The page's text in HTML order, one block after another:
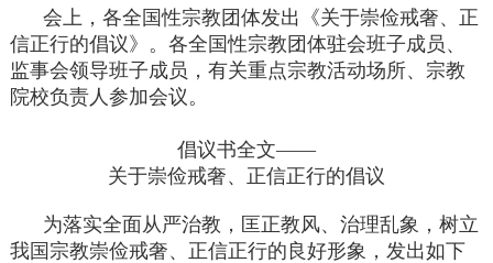
会上，各全国性宗教团体发出《关于崇俭戒奢、正
信正行的倡议》。各全国性宗教团体驻会班子成员、
监事会领导班子成员，有关重点宗教活动场所、宗教
院校负责人参加会议。
倡议书全文——
关于崇俭戒奢、正信正行的倡议
为落实全面从严治教，匡正教风、治理乱象，树立
我国宗教崇俭戒奢、正信正行的良好形象，发出如下